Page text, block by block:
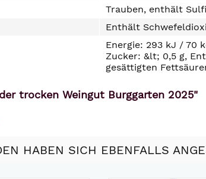
Trauben, enthält
Enthält
Energie: 293 kJ / 70
Zucker: &lt; 0,5 g,
gesättigten
trocken Weingut Burggarten 2025"
HABEN SICH EBENFALLS